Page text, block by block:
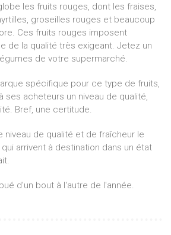
les fruits rouges, dont les fraises,
groseilles rouges et beaucoup
Ces fruits rouges imposent
de la qualité très exigeant. Jetez un
de votre supermarché.
spécifique pour ce type de fruits,
ses acheteurs un niveau de qualité,
Bref, une certitude.
niveau de qualité et de fraîcheur le
arrivent à destination dans un état
d'un bout à l'autre de l'année.